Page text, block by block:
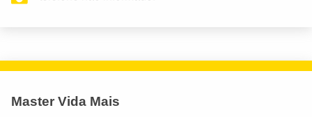
Master Vida Mais